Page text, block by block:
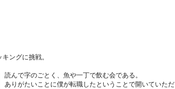
ングに挑戦。
読んで字のごとく、魚や一丁で飲む会である。
ありがたいことに僕が転職したということで開いていただ